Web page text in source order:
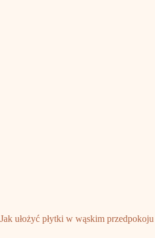
Jak ułożyć płytki w wąskim